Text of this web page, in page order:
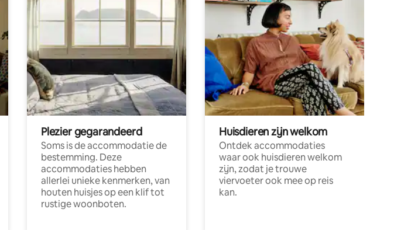
Plezier gegarandeerd
Soms is de accommodatie de
bestemming. Deze
accommodaties hebben
allerlei unieke kenmerken, van
houten huisjes op een klif tot
rustige woonboten.
Huisdieren zijn welkom
Ontdek accommodaties
waar ook huisdieren welkom
zijn, zodat je trouwe
viervoeter ook mee op reis
kan.